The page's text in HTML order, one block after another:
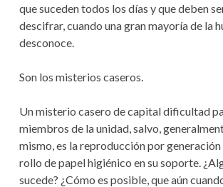
que suceden todos los días y que deben
descifrar, cuando una gran mayoría de la
desconoce.
Son los misterios caseros.
Un misterio casero de capital dificultad
miembros de la unidad, salvo,
mismo, es la reproducción por
rollo de papel higiénico en su soporte.
sucede? ¿Cómo es posible, que aún